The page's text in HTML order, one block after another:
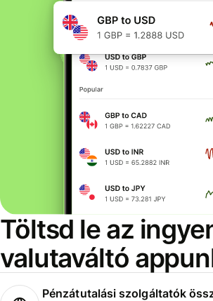
Töltsd le az
valutaváltó
Pénzátutalási szolgáltatók